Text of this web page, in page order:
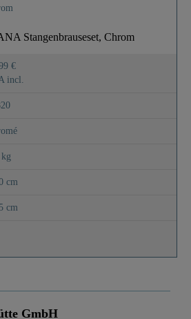
Stangenbrauseset, Chrom
€
incl.
cm
cm
GmbH